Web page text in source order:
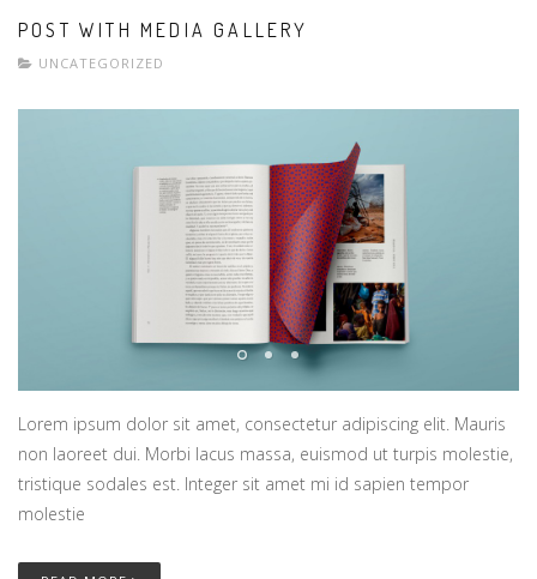
POST WITH MEDIA GALLERY
UNCATEGORIZED
Lorem ipsum dolor sit amet, consectetur adipiscing elit. Mauris
non laoreet dui. Morbi lacus massa, euismod ut turpis molestie,
tristique sodales est. Integer sit amet mi id sapien tempor
molestie